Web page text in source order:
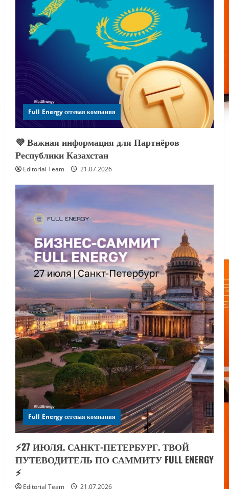
Full Energy сетевая компания
💜 Важная информация для Партнёров
Республики Казахстан
Editorial Team 21.07.2026
Full Energy сетевая компания
⚡️27 ИЮЛЯ. САНКТ-ПЕТЕРБУРГ. ТВОЙ
ПУТЕВОДИТЕЛЬ ПО САММИТУ FULL ENERGY
⚡️
Editorial Team 21.07.2026